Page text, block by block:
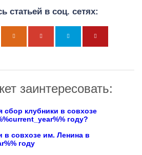
статьей в соц. сетях:
заинтересовать:
сбор клубники в совхозе
году?
в совхозе им. Ленина в
году